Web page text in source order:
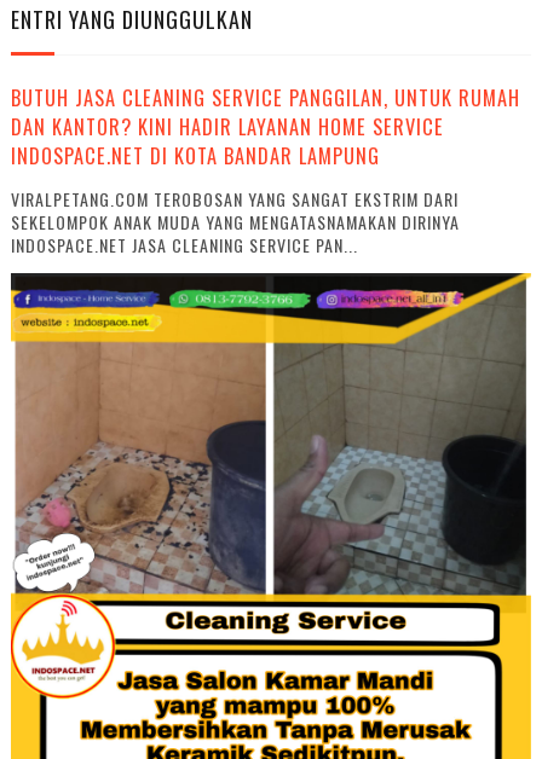
ENTRI YANG DIUNGGULKAN
BUTUH JASA CLEANING SERVICE PANGGILAN, UNTUK RUMAH
DAN KANTOR? KINI HADIR LAYANAN HOME SERVICE
INDOSPACE.NET DI KOTA BANDAR LAMPUNG
VIRALPETANG.COM TEROBOSAN YANG SANGAT EKSTRIM DARI
SEKELOMPOK ANAK MUDA YANG MENGATASNAMAKAN DIRINYA
INDOSPACE.NET JASA CLEANING SERVICE PAN...